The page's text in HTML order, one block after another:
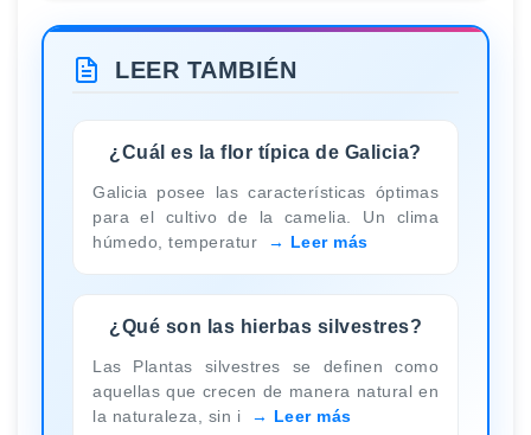
LEER TAMBIÉN
¿Cuál es la flor típica de Galicia?
Galicia posee las características óptimas
para el cultivo de la camelia. Un clima
húmedo, temperatur
Leer más
¿Qué son las hierbas silvestres?
Las Plantas silvestres se definen como
aquellas que crecen de manera natural en
la naturaleza, sin i
Leer más